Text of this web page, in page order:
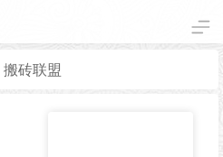
搬砖联盟